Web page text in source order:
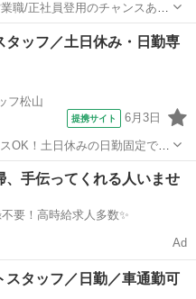
職/正社員登用のチャンスあり/
◆◆ お仕事内容
タッフ／土日休み・日勤専
フ松山
提携サイト 6月3日
OK！土日休みの日勤固定で働
、手伝ってくれる人いませ
万円〜 / 登録不要！高時給求人多数✨
Ad
スタッフ／日勤／車通勤可